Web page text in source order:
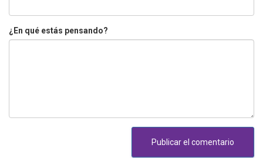
¿En qué estás pensando?